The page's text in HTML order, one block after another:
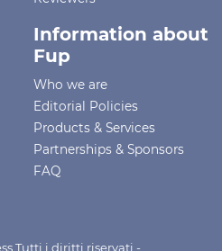
Information about
Fup
Who we are
Editorial Policies
Products & Services
Partnerships & Sponsors
FAQ
Tutti i diritti riservati -